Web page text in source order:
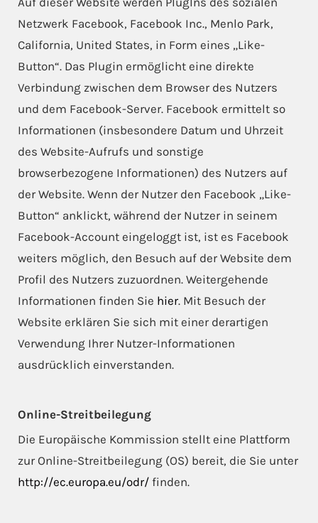
Netzwerk Facebook, Facebook Inc., Menlo Park,
California, United States, in Form eines „Like-
Button“. Das Plugin ermöglicht eine direkte
Verbindung zwischen dem Browser des Nutzers
und dem Facebook-Server. Facebook ermittelt so
Informationen (insbesondere Datum und Uhrzeit
des Website-Aufrufs und sonstige
browserbezogene Informationen) des Nutzers auf
der Website. Wenn der Nutzer den Facebook „Like-
Button“ anklickt, während der Nutzer in seinem
Facebook-Account eingeloggt ist, ist es Facebook
weiters möglich, den Besuch auf der Website dem
Profil des Nutzers zuzuordnen. Weitergehende
Informationen finden Sie hier. Mit Besuch der
Website erklären Sie sich mit einer derartigen
Verwendung Ihrer Nutzer-Informationen
ausdrücklich einverstanden.
Online-Streitbeilegung
Die Europäische Kommission stellt eine Plattform
zur Online-Streitbeilegung (OS) bereit, die Sie unter
http://ec.europa.eu/odr/ finden.